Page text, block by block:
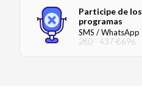
Participe de los
programas
SMS / WhatsApp
280 - 437-8696